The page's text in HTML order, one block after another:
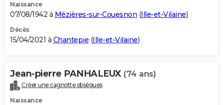
Naissance
07/08/1942 à Mézières-sur-Couesnon (Ille-et-Vilaine)
Décès
15/04/2021 à Chantepie (Ille-et-Vilaine)
Jean-pierre PANHALEUX (74 ans)
Créer une cagnotte obsèques
Naissance